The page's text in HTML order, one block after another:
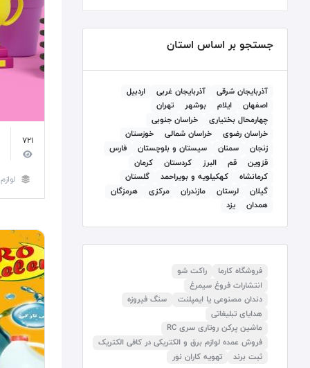
جستجو بر اساس استان
آذربايجان شرقی آذربايجان غربی
اردبيل
اصفهان
ايلام بوشهر
تهران
چهارمحال بختیاری
خراسان جنوبی
خراسان رضوی
خراسان شمالی
خوزستان
زنجان
سمنان سيستان و بلوچستان
فارس
قزوين
قم البرز كردستان
کرمان
كرمانشاه
كهكيلويه و بويراحمد
گلستان
گيلان
لرستان مازندران مرکزی
هرمزگان
همدان
يزد
فروشگاه کارما
راکت شو
انتشارات فروغ سیمرغ
دندان مصنوعی یا ایمپلنت
سنگ فیروزه
هدایای تبلیغاتی
ماشین پرکن روتاری سری RC
فروش عمده لوازم برق و الکتریکی در کافی الکتریک
ثبت برند
تهویه کاران نور
721